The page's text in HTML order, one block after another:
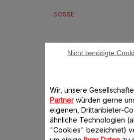
SOSSE
Wir, unsere
Partnerwürden gerne
eigenen, Drittanbieter-
ähnliche Technologien
"Cookies" bezeichnet)
Nicht benötigte